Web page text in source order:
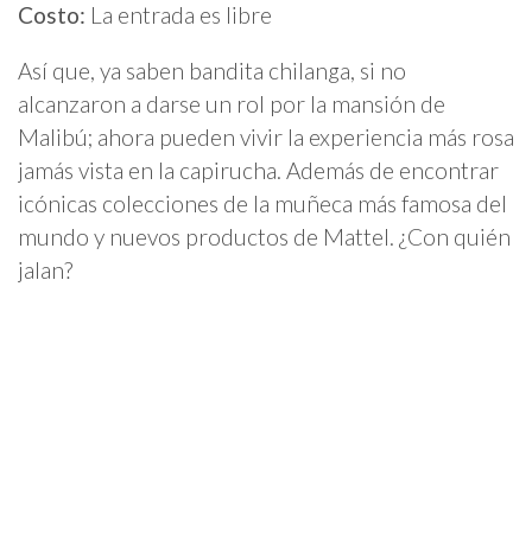
Costo: La entrada es libre
Así que, ya saben bandita chilanga, si no
alcanzaron a darse un rol por la mansión de
Malibú; ahora pueden vivir la experiencia más rosa
jamás vista en la capirucha. Además de encontrar
icónicas colecciones de la muñeca más famosa del
mundo y nuevos productos de Mattel. ¿Con quién
jalan?